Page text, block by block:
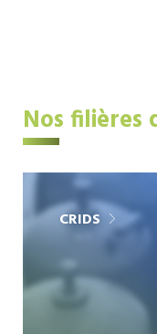
Nos
CRIDS